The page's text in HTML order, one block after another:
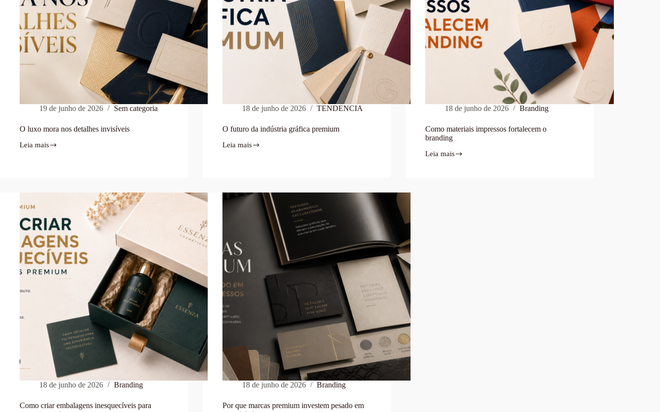
19 de junho de 2026 Sem categoria
O luxo mora nos detalhes invisíveis
Leia mais
18 de junho de 2026 TENDENCIA
O futuro da indústria gráfica premium
Leia mais
18 de junho de 2026 Branding
Como materiais impressos fortalecem o
branding
Leia mais
18 de junho de 2026 Branding
Como criar embalagens inesquecíveis para
18 de junho de 2026 Branding
Por que marcas premium investem pesado em